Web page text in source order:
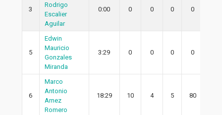
3
Rodrigo
Escalier
Aguilar
0:00 0 0 0 0
5
Edwin
Mauricio
Gonzales
Miranda
3:29 0 0 0 0
6
Marco
Antonio
Arnez
Romero
18:29 10 4 5 80